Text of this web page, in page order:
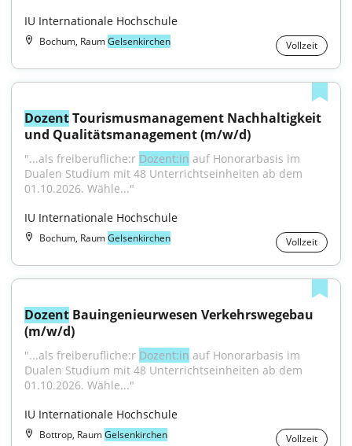
IU Internationale Hochschule
Bochum, RaumGelsenkirchen Vollzeit
Dozent Tourismusmanagement Nachhaltigkeit
und Qualitätsmanagement (m/w/d)
"...als freiberufliche:r Dozent:in auf Honorarbasis im
Dualen Studium mit 48 Unterrichtseinheiten ab dem
01.10.2026. Wähle..."
IU Internationale Hochschule
Bochum, RaumGelsenkirchen Vollzeit
Dozent Bauingenieurwesen Verkehrswegebau
(m/w/d)
"...als freiberufliche:r Dozent:in auf Honorarbasis im
Dualen Studium mit 48 Unterrichtseinheiten ab dem
01.10.2026. Wähle..."
IU Internationale Hochschule
Bottrop, RaumGelsenkirchen Vollzeit